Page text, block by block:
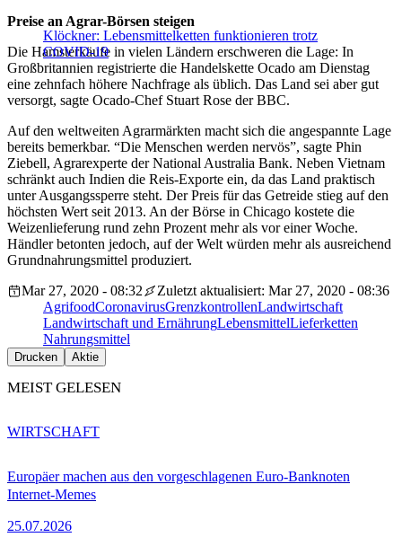
Klöckner: Lebensmittelketten funktionieren trotz
COVID-19
Preise an Agrar-Börsen steigen
Die Hamsterkäufe in vielen Ländern erschweren die Lage: In
Großbritannien registrierte die Handelskette Ocado am Dienstag
eine zehnfach höhere Nachfrage als üblich. Das Land sei aber gut
versorgt, sagte Ocado-Chef Stuart Rose der BBC.
Auf den weltweiten Agrarmärkten macht sich die angespannte Lage
bereits bemerkbar. “Die Menschen werden nervös”, sagte Phin
Ziebell, Agrarexperte der National Australia Bank. Neben Vietnam
schränkt auch Indien die Reis-Exporte ein, da das Land praktisch
unter Ausgangssperre steht. Der Preis für das Getreide stieg auf den
höchsten Wert seit 2013. An der Börse in Chicago kostete die
Weizenlieferung rund zehn Prozent mehr als vor einer Woche.
Händler betonten jedoch, auf der Welt würden mehr als ausreichend
Grundnahrungsmittel produziert.
Mar 27, 2020 - 08:32
Zuletzt aktualisiert: Mar 27, 2020 - 08:36
AgrifoodCoronavirusGrenzkontrollenLandwirtschaft
Landwirtschaft und ErnährungLebensmittelLieferketten
Nahrungsmittel
Drucken Aktie
MEIST GELESEN
Europäer machen aus den vorgeschlagenen Euro-Banknoten
Internet-Memes
25.07.2026
WIRTSCHAFT